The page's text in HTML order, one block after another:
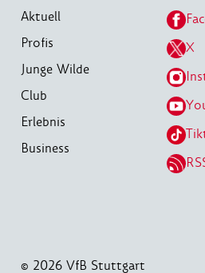
Aktuell
Profis
Junge Wilde
Club
Erlebnis
Business
X
© 2026 VfB Stuttgart